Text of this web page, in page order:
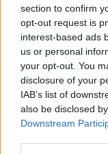
section to confirm
opt-out request is
interest-based ads
us or personal
your opt-out. You
disclosure of your
IAB’s list of
also be disclosed
Downstream
«Γεια σου
και έκλεισε το